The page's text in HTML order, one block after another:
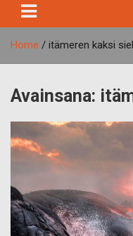
Home itämeren kaksi
Avainsana: